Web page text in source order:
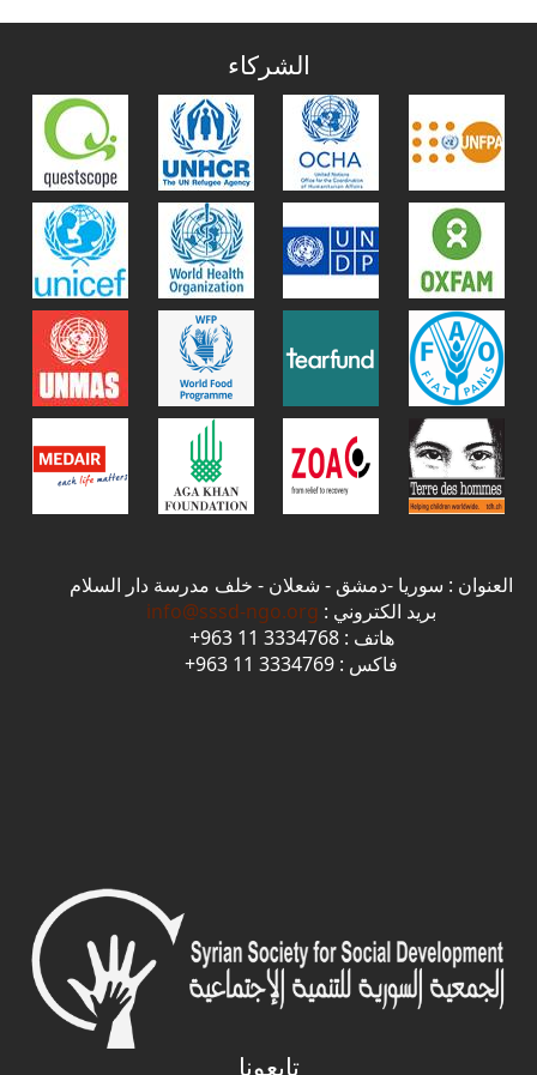
الشركاء
العنوان : سوريا -دمشق - شعلان - خلف مدرسة دار السلام
بريد الكتروني : info@sssd-ngo.org
هاتف : 3334768 11 963+
فاكس : 3334769 11 963+
تابعونا